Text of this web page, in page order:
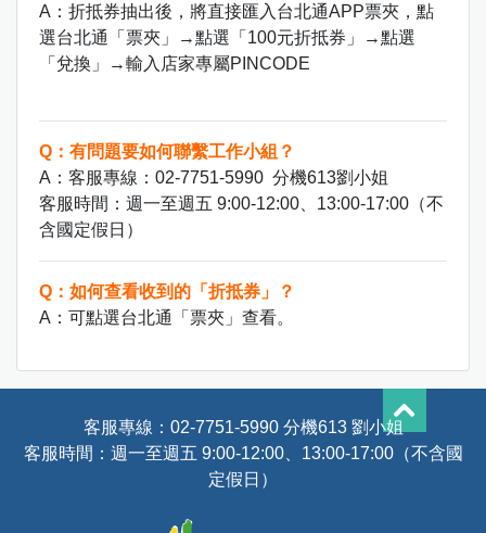
A：折抵券抽出後，將直接匯入台北通APP票夾，點
選台北通「票夾」→點選「100元折抵券」→點選
「兌換」→輸入店家專屬PINCODE
Q：有問題要如何聯繫工作小組？
A：客服專線：02-7751-5990 分機613劉小姐
客服時間：週一至週五 9:00-12:00、13:00-17:00（不
含國定假日）
Q：如何查看收到的「折抵券」？
A：可點選台北通「票夾」查看。
客服專線： 02-7751-5990 分機613 劉小姐
客服時間：週一至週五 9:00-12:00、13:00-17:00（不含國
定假日）